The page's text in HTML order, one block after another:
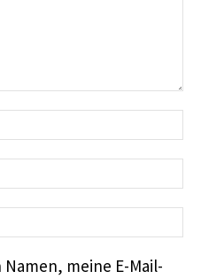
meine E-Mail-